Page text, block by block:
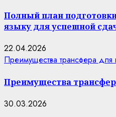
Полный план
языку для успешной
22.04.2026
Преимущества трансфера для
Преимущества
30.03.2026